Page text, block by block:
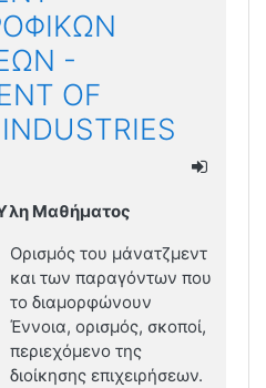
-
OF
Μαθήματος
Ορισμός του μάνατζμεντ
και των παραγόντων που
το διαμορφώνουν
Έννοια, ορισμός, σκοποί,
περιεχόμενο της
διοίκησης επιχειρήσεων.